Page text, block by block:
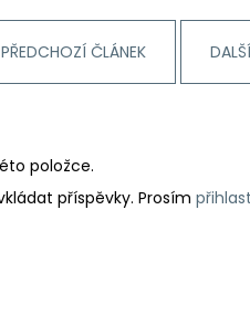
PŘEDCHOZÍ ČLÁNEK
položce.
příspěvky. Prosím